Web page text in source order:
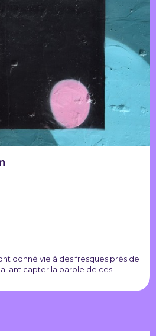
donné vie à des fresques près de
capter la parole de ces